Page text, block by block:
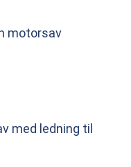
motorsav
med ledning til